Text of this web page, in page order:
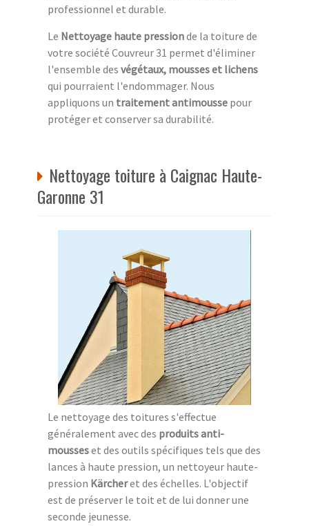
professionnel et durable.
Le Nettoyage haute pressionde la toiture de
votre société Couvreur 31 permet d'éliminer
l'ensemble des végétaux, mousses et lichens
qui pourraient l'endommager. Nous
appliquons un traitement antimousse pour
protéger et conserver sa durabilité.
Nettoyage toiture à Caignac Haute-
Garonne 31
Le nettoyage des toitures s'effectue
généralement avec des produits anti-
mousseset des outils spécifiques tels que des
lances à haute pression, un nettoyeur haute-
pression Kärcheret des échelles. L'objectif
est de préserver le toit et de lui donner une
seconde jeunesse.